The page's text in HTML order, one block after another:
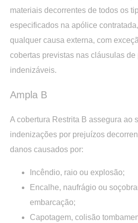
materiais decorrentes de todos os
especificados na apólice
qualquer causa externa, com
cobertas previstas nas cláusulas de
indenizáveis.
Ampla B
A cobertura Restrita B assegura ao
indenizações por prejuízos
danos causados por:
Incêndio, raio ou explosão;
Encalhe, naufrágio ou
embarcação;
Capotagem, colisão